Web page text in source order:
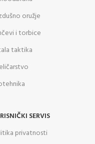
oružje
i torbice
taktika
SERVIS
privatnosti